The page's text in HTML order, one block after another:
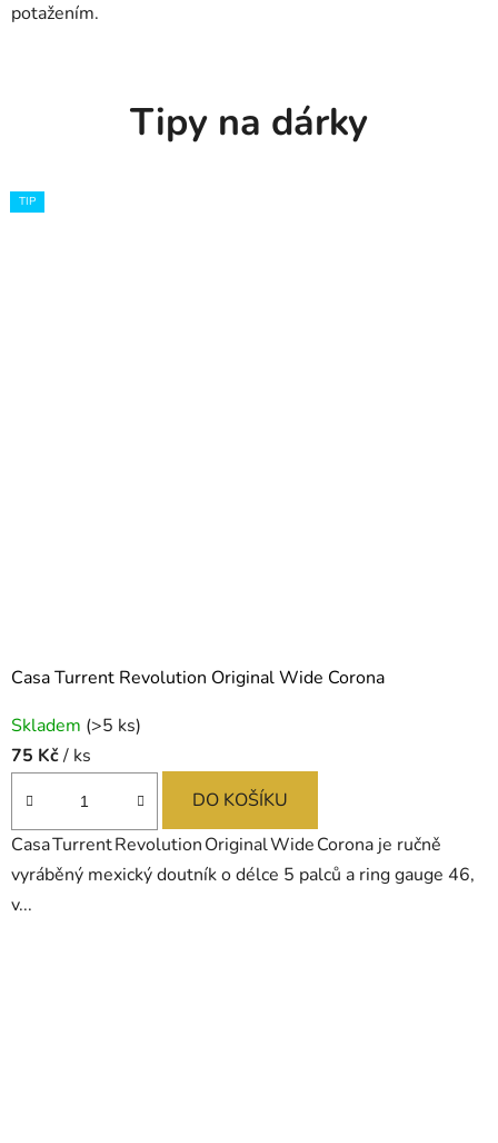
potažením.
Tipy na dárky
TIP
Casa Turrent Revolution Original Wide Corona
Skladem (>5 ks)
75 Kč/ ks
DO KOŠÍKU
Casa Turrent Revolution Original Wide Corona je ručně
vyráběný mexický doutník o délce 5 palců a ring gauge 46,
v...
TIP
TIP
TIP
TIP
TIP